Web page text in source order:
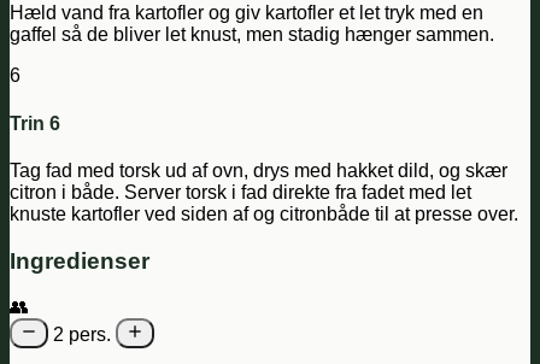
Hæld vand fra kartofler og giv kartofler et let tryk med en
gaffel så de bliver let knust, men stadig hænger sammen.
6
Trin 6
Tag fad med torsk ud af ovn, drys med hakket dild, og skær
citron i både. Server torsk i fad direkte fra fadet med let
knuste kartofler ved siden af og citronbåde til at presse over.
Ingredienser
👥
2 pers.